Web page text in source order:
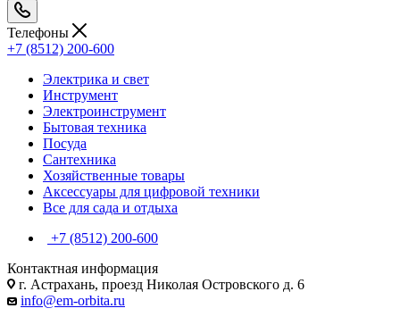
Телефоны
+7 (8512) 200-600
Электрика и свет
Инструмент
Электроинструмент
Бытовая техника
Посуда
Сантехника
Хозяйственные товары
Аксессуары для цифровой техники
Все для сада и отдыха
+7 (8512) 200-600
Контактная информация
г. Астрахань, проезд Николая Островского д. 6
info@em-orbita.ru